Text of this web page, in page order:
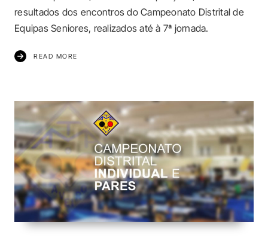
resultados dos encontros do Campeonato Distrital de
Equipas Seniores, realizados até à 7ª jornada.
READ MORE